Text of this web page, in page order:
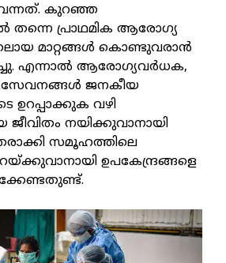
വന്നത്. കുറഞ്ഞ
തന്നെ പ്രാഥമിക ആരോഗ്യ
മാറ്റങ്ങള്‍ കൊണ്ടുവരാന്‍
എന്നാല്‍ ആരോഗ്യവര്‍ധക,
സേവനങ്ങള്‍ ജനകീയ
ഉറപ്പാക്കുക വഴി
നയിക്കുവാനായി
സമൂഹത്തിലെ
ഉപകേന്ദ്രങ്ങളെ